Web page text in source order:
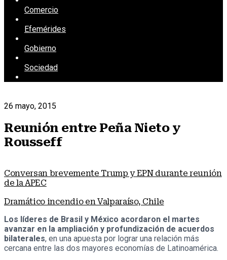
Comercio
Efemérides
Gobierno
Sociedad
26 mayo, 2015
Reunión entre Peña Nieto y
Rousseff
Conversan brevemente Trump y EPN durante reunión
de la APEC
Dramático incendio en Valparaíso, Chile
Los líderes de Brasil y México acordaron el martes
avanzar en la ampliación y profundización de acuerdos
bilaterales, en una apuesta por lograr una relación más
cercana entre las dos mayores economías de Latinoamérica.